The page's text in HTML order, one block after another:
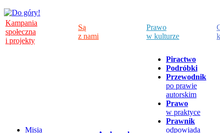
Kampania
społeczna
i projekty
Są
z nami
Prawo
w kulturze
Misja
Piractwo
Podróbki
Przewodnik
po prawie
autorskim
Prawo
w praktyce
Prawnik
odpowiada